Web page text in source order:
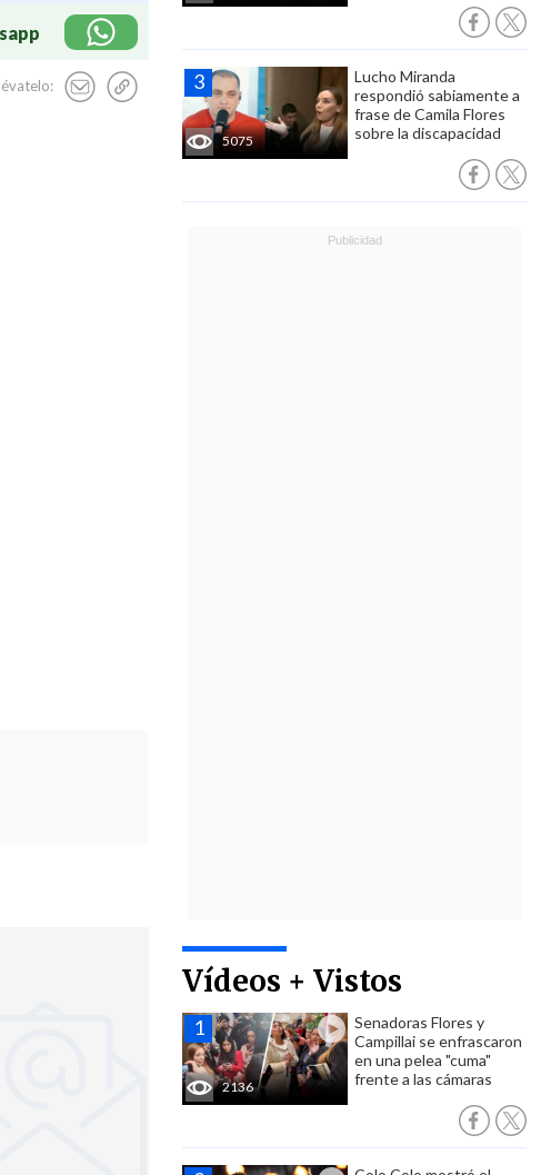
5075
Lucho Miranda
respondió sabiamente a
frase de Camila Flores
sobre la discapacidad
Vídeos + Vistos
2136
Senadoras Flores y
Campillai se enfrascaron
en una pelea "cuma"
frente a las cámaras